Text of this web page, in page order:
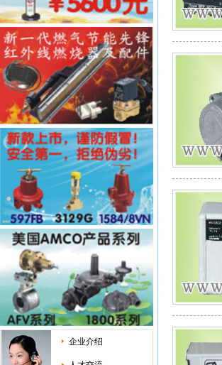
企业介绍